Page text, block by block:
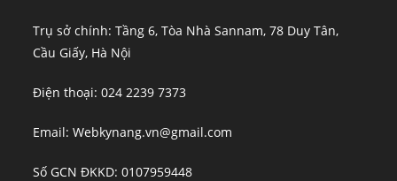
Trụ sở chính: Tầng 6, Tòa Nhà Sannam, 78 Duy Tân,
Cầu Giấy, Hà Nội
Điện thoại: 024 2239 7373
Email: Webkynang.vn@gmail.com
Số GCN ĐKKD: 0107959448